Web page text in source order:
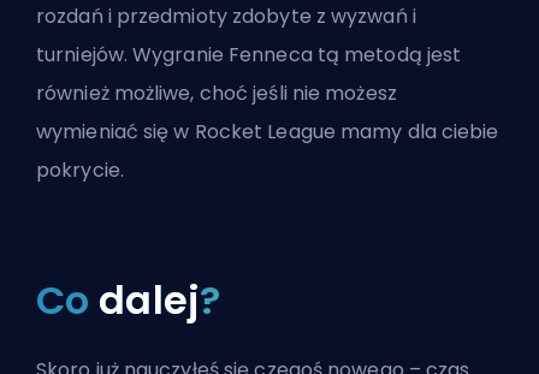
rozdań i przedmioty zdobyte z wyzwań i
turniejów. Wygranie Fenneca tą metodą jest
również możliwe, choć jeśli nie możesz
wymieniać się w Rocket League mamy dla ciebie
pokrycie.
Co dalej?